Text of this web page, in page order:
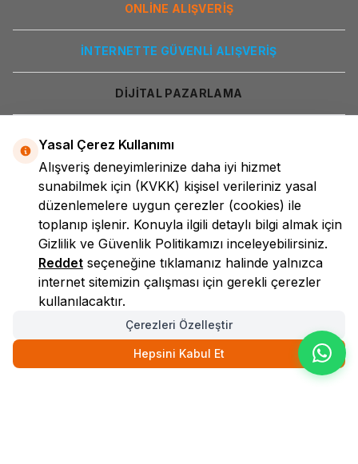
ONLİNE ALIŞVERİŞ
İNTERNETTE GÜVENLİ ALIŞVERİŞ
DİJİTAL PAZARLAMA
LokmanAVM
Yasal Çerez Kullanımı
Alışveriş deneyimlerinize daha iyi hizmet
sunabilmek için (KVKK) kişisel verileriniz yasal
düzenlemelere uygun çerezler (cookies) ile
toplanıp işlenir. Konuyla ilgili detaylı bilgi almak için
Gizlilik ve Güvenlik Politikamızı inceleyebilirsiniz.
Reddet seçeneğine tıklamanız halinde yalnızca
internet sitemizin çalışması için gerekli çerezler
kullanılacaktır.
Çerezleri Özelleştir
Hepsini Kabul Et